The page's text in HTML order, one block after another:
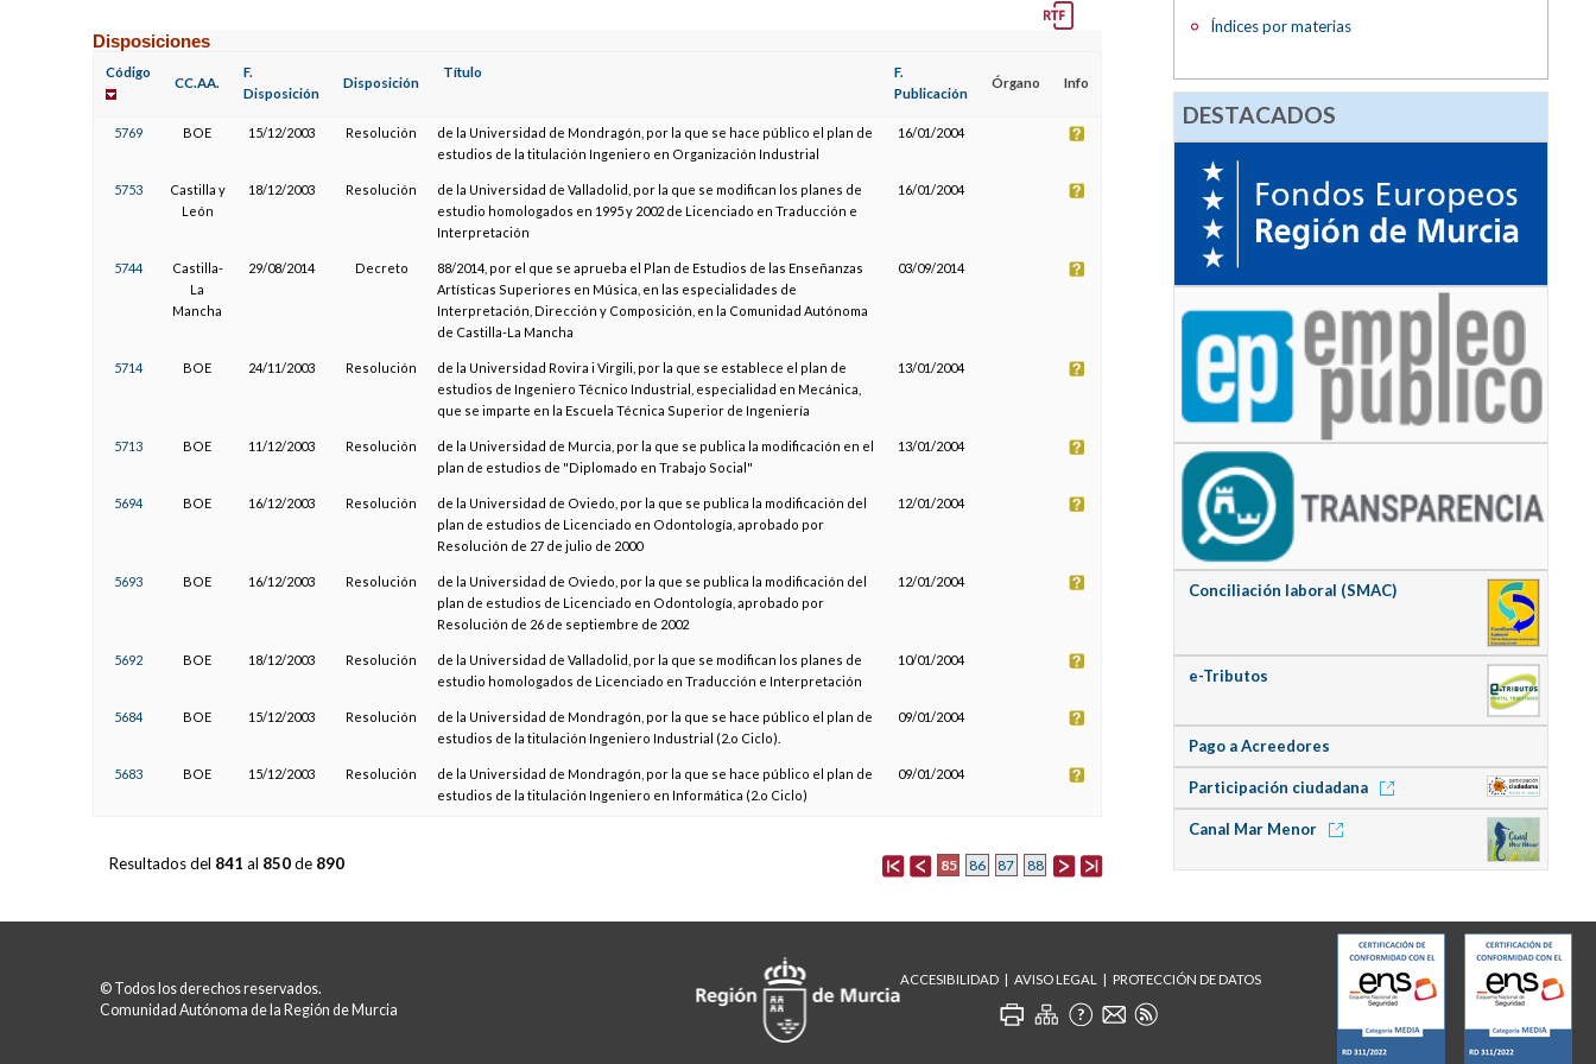
Disposiciones
Código
CC.AA.
F.
Disposición
Disposición
Título
F.
Publicación
Órgano Info
5769 BOE 15/12/2003 Resolución
de la Universidad de Mondragón, por la que se hace público el plan de
estudios de la titulación Ingeniero en Organización Industrial
16/01/2004
5753
Castilla y
León
18/12/2003 Resolución
de la Universidad de Valladolid, por la que se modifican los planes de
estudio homologados en 1995 y 2002 de Licenciado en Traducción e
Interpretación
16/01/2004
5744
Castilla-
La
Mancha
29/08/2014 Decreto
88/2014, por el que se aprueba el Plan de Estudios de las Enseñanzas
Artísticas Superiores en Música, en las especialidades de
Interpretación, Dirección y Composición, en la Comunidad Autónoma
de Castilla-La Mancha
03/09/2014
5714 BOE 24/11/2003 Resolución
de la Universidad Rovira i Virgili, por la que se establece el plan de
estudios de Ingeniero Técnico Industrial, especialidad en Mecánica,
que se imparte en la Escuela Técnica Superior de Ingeniería
13/01/2004
5713 BOE 11/12/2003 Resolución
de la Universidad de Murcia, por la que se publica la modificación en el
plan de estudios de "Diplomado en Trabajo Social"
13/01/2004
5694 BOE 16/12/2003 Resolución
de la Universidad de Oviedo, por la que se publica la modificación del
plan de estudios de Licenciado en Odontología, aprobado por
Resolución de 27 de julio de 2000
12/01/2004
5693 BOE 16/12/2003 Resolución
de la Universidad de Oviedo, por la que se publica la modificación del
plan de estudios de Licenciado en Odontología, aprobado por
Resolución de 26 de septiembre de 2002
12/01/2004
5692 BOE 18/12/2003 Resolución
de la Universidad de Valladolid, por la que se modifican los planes de
estudio homologados de Licenciado en Traducción e Interpretación
10/01/2004
5684 BOE 15/12/2003 Resolución
de la Universidad de Mondragón, por la que se hace público el plan de
estudios de la titulación Ingeniero Industrial (2.o Ciclo).
09/01/2004
5683 BOE 15/12/2003 Resolución
de la Universidad de Mondragón, por la que se hace público el plan de
estudios de la titulación Ingeniero en Informática (2.o Ciclo)
09/01/2004
85 86 87 88
Resultados del 841 al 850de 890
Índices por materias
DESTACADOS
Conciliación laboral (SMAC)
e-Tributos
Pago a Acreedores
Participación ciudadana
Canal Mar Menor
© Todos los derechos reservados.
Comunidad Autónoma de la Región de Murcia
ACCESIBILIDAD AVISO LEGAL PROTECCIÓN DE DATOS